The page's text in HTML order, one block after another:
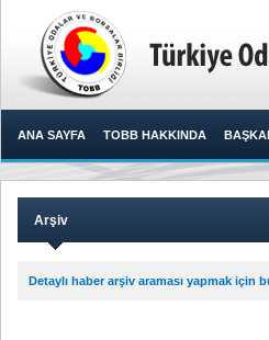
ANA SAYFA TOBB HAKKINDA
Arşiv
Detaylı haber arşiv araması yapmak için